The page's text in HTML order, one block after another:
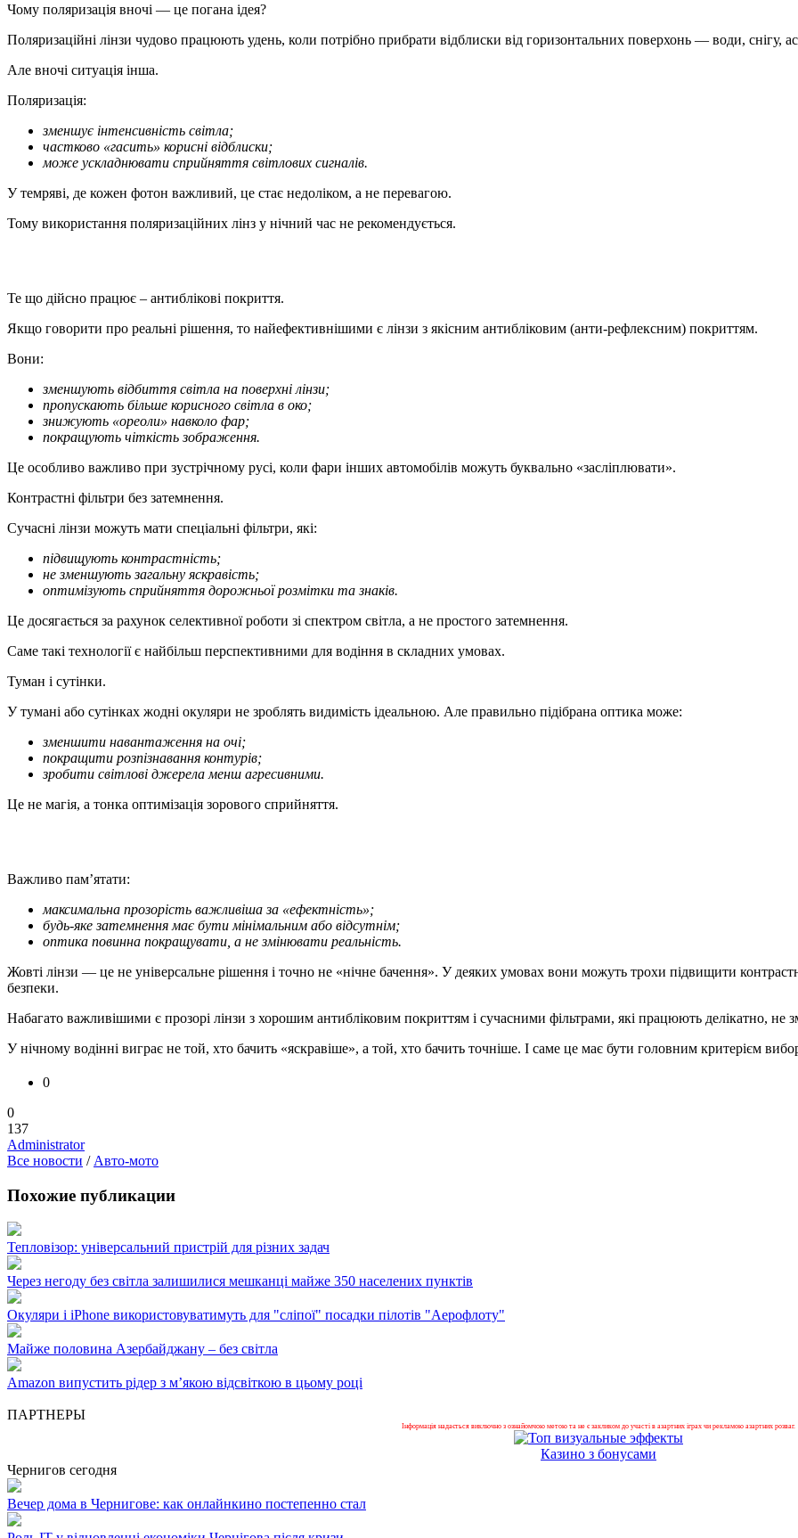
Чому поляризація вночі — це погана ідея?
Поляризаційні лінзи чудово працюють удень, коли потрібно прибрати відблиски від горизонтальних поверхонь — води, снігу,
Але вночі ситуація інша.
Поляризація:
зменшує інтенсивність світла;
частково «гасить» корисні відблиски;
може ускладнювати сприйняття світлових сигналів.
У темряві, де кожен фотон важливий, це стає недоліком, а не перевагою.
Тому використання поляризаційних лінз у нічний час не рекомендується.
Те що дійсно працює – антиблікові покриття.
Якщо говорити про реальні рішення, то найефективнішими є лінзи з якісним антибліковим (анти-рефлексним) покриттям.
Вони:
зменшують відбиття світла на поверхні лінзи;
пропускають більше корисного світла в око;
знижують «ореоли» навколо фар;
покращують чіткість зображення.
Це особливо важливо при зустрічному русі, коли фари інших автомобілів можуть буквально «засліплювати».
Контрастні фільтри без затемнення.
Сучасні лінзи можуть мати спеціальні фільтри, які:
підвищують контрастність;
не зменшують загальну яскравість;
оптимізують сприйняття дорожньої розмітки та знаків.
Це досягається за рахунок селективної роботи зі спектром світла, а не простого затемнення.
Саме такі технології є найбільш перспективними для водіння в складних умовах.
Туман і сутінки.
У тумані або сутінках жодні окуляри не зроблять видимість ідеальною. Але правильно підібрана оптика може:
зменшити навантаження на очі;
покращити розпізнавання контурів;
зробити світлові джерела менш агресивними.
Це не магія, а тонка оптимізація зорового сприйняття.
Важливо пам’ятати:
максимальна прозорість важливіша за «ефектність»;
будь-яке затемнення має бути мінімальним або відсутнім;
оптика повинна покращувати, а не змінювати реальність.
Жовті лінзи — це не універсальне рішення і точно не «нічне бачення». У деяких умовах вони можуть трохи підвищити
безпеки.
Набагато важливішими є прозорі лінзи з хорошим антибліковим покриттям і сучасними фільтрами, які працюють делікатно, не
У нічному водінні виграє не той, хто бачить «яскравіше», а той, хто бачить точніше. І саме це має бути головним критерієм
0
0
137
Administrator
Все новости / Авто-мото
Похожие публикации
Тепловізор: універсальний пристрій для різних задач
Через негоду без світла залишилися мешканці майже 350 населених пунктів
Окуляри і iPhone використовуватимуть для "сліпої" посадки пілотів "Аерофлоту"
Майже половина Азербайджану – без світла
Amazon випустить рідер з м’якою відсвіткою в цьому році
ПАРТНЕРЫ
Інформація надається виключно з ознайомчою метою та не є закликом до участі в азартних іграх чи рекламою азартних розваг.
Казино з бонусами
Чернигов сегодня
Вечер дома в Чернигове: как онлайнкино постепенно стал